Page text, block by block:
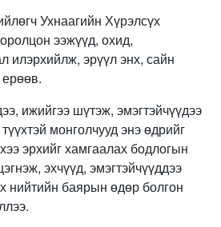
Ухнаагийн Хүрэлсүх
ээжүүд, охид,
илэрхийлж, эрүүл энх, сайн
ижийгээ шүтэж, эмэгтэйчүүдээ
монголчууд энэ өдрийг
эрхийг хамгаалах бодлогын
эхчүүд, эмэгтэйчүүддээ
нийтийн баярын өдөр болгон